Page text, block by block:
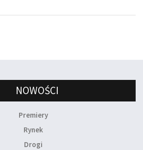
NOWOŚCI
Premiery
Rynek
Drogi